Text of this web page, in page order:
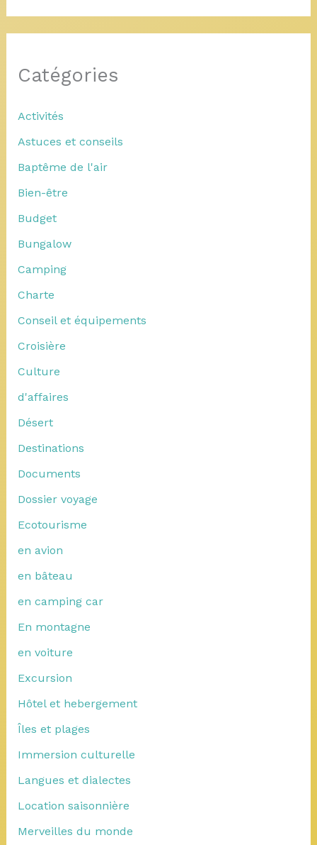
Catégories
Activités
Astuces et conseils
Baptême de l'air
Bien-être
Budget
Bungalow
Camping
Charte
Conseil et équipements
Croisière
Culture
d'affaires
Désert
Destinations
Documents
Dossier voyage
Ecotourisme
en avion
en bâteau
en camping car
En montagne
en voiture
Excursion
Hôtel et hebergement
Îles et plages
Immersion culturelle
Langues et dialectes
Location saisonnière
Merveilles du monde